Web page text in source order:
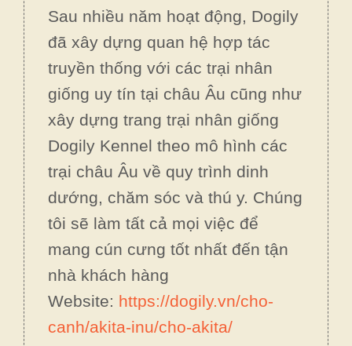
Sau nhiều năm hoạt động, Dogily
đã xây dựng quan hệ hợp tác
truyền thống với các trại nhân
giống uy tín tại châu Âu cũng như
xây dựng trang trại nhân giống
Dogily Kennel theo mô hình các
trại châu Âu về quy trình dinh
dướng, chăm sóc và thú y. Chúng
tôi sẽ làm tất cả mọi việc để
mang cún cưng tốt nhất đến tận
nhà khách hàng
Website: https://dogily.vn/cho-
canh/akita-inu/cho-akita/